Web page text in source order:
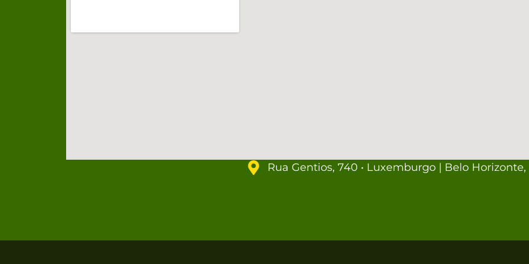
Rua Gentios, 740 • Luxemburgo | Belo Horizonte,